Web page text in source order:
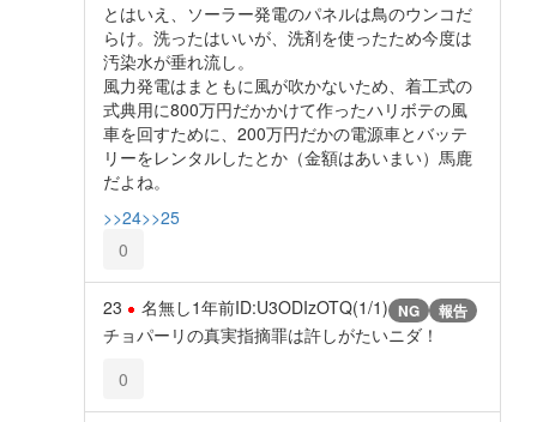
とはいえ、ソーラー発電のパネルは鳥のウンコだ
らけ。洗ったはいいが、洗剤を使ったため今度は
汚染水が垂れ流し。
風力発電はまともに風が吹かないため、着工式の
式典用に800万円だかかけて作ったハリボテの風
車を回すために、200万円だかの電源車とバッテ
リーをレンタルしたとか（金額はあいまい）馬鹿
だよね。
>>24>>25
0
23 名無し1年前ID:U3ODIzOTQ(1/1) NG 報告
チョパーリの真実指摘罪は許しがたいニダ！
0